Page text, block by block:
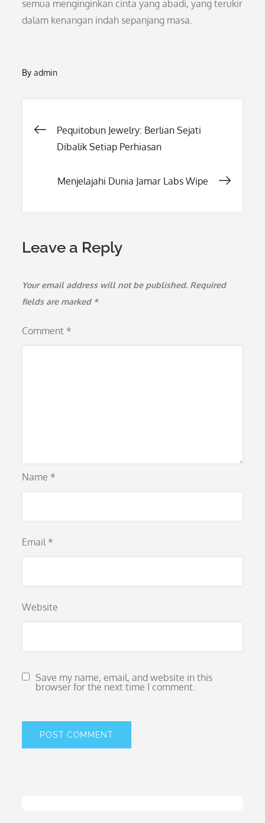
semua menginginkan cinta yang abadi, yang terukir
dalam kenangan indah sepanjang masa.
Byadmin
Post
Pequitobun Jewelry: Berlian Sejati
Dibalik Setiap Perhiasan
Menjelajahi Dunia Jamar Labs Wipe
Leave a Reply
Your email address will not be published. Required
fields are marked *
Comment *
Name *
Email *
Website
Save my name, email, and website in this
browser for the next time I comment.